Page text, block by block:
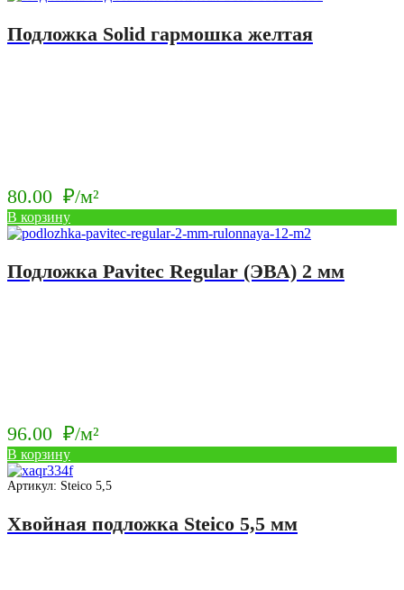
Подложка Solid гармошка желтая
80.00 ₽/м²
В корзину
Подложка Pavitec Regular (ЭВА) 2 мм
96.00 ₽/м²
В корзину
Артикул: Steico 5,5
Хвойная подложка Steico 5,5 мм